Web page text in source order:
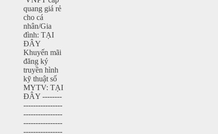
quang giá rẻ
cho cá
nhân/Gia
đình: TẠI
ĐÂY
Khuyến mãi
đăng ký
truyền hình
kỹ thuật số
MYTV: TẠI
ĐÂY --------
----------------
----------------
----------------
----------------